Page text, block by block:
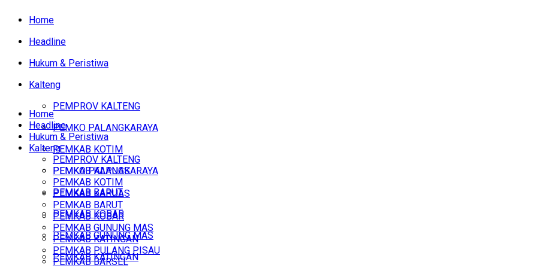
Home
Headline
Hukum & Peristiwa
Kalteng
PEMPROV KALTENG
PEMKO PALANGKARAYA
PEMKAB KOTIM
PEMKAB KAPUAS
PEMKAB BARUT
PEMKAB KOBAR
PEMKAB GUNUNG MAS
PEMKAB KATINGAN
Home
Headline
Hukum & Peristiwa
Kalteng
PEMPROV KALTENG
PEMKO PALANGKARAYA
PEMKAB KOTIM
PEMKAB KAPUAS
PEMKAB BARUT
PEMKAB KOBAR
PEMKAB GUNUNG MAS
PEMKAB KATINGAN
PEMKAB PULANG PISAU
PEMKAB BARSEL